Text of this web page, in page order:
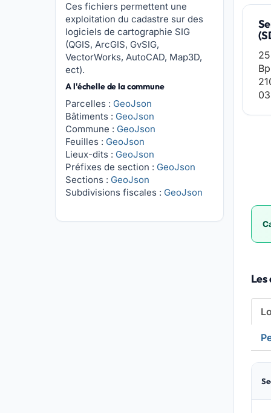
Ces fichiers permettent une
exploitation du cadastre sur des
logiciels de cartographie SIG
(QGIS, ArcGIS, GvSIG,
VectorWorks, AutoCAD, Map3D,
ect).
A l'échelle de la commune
Parcelles : GeoJson
Bâtiments : GeoJson
Commune : GeoJson
Feuilles : GeoJson
Lieux-dits : GeoJson
Préfixes de section : GeoJson
Sections : GeoJson
Subdivisions fiscales : GeoJson